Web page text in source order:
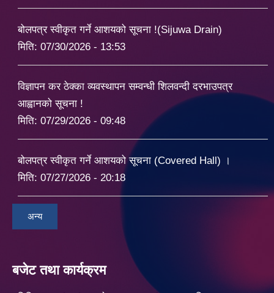
बोलपत्र स्वीकृत गर्ने आशयको सूचना !(Sijuwa Drain)
मिति: 07/30/2026 - 13:53
विज्ञापन कर ठेक्का व्यवस्थापन सम्वन्धी शिलवन्दी दरभाउपत्र
आह्वानको सूचना !
मिति: 07/29/2026 - 09:48
बोलपत्र स्वीकृत गर्ने आशयको सूचना (Covered Hall) ।
मिति: 07/27/2026 - 20:18
अन्य
बजेट तथा कार्यक्रम